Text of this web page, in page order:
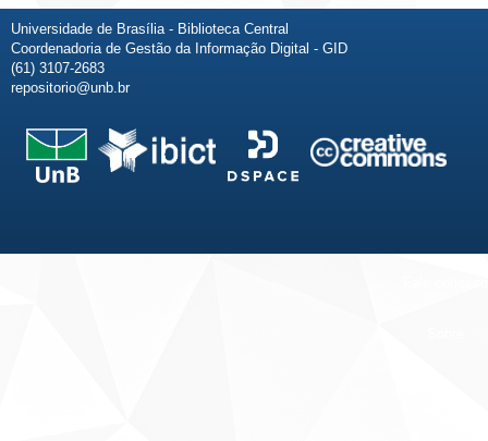
Universidade de Brasília - Biblioteca Central
Coordenadoria de Gestão da Informação Digital - GID
(61) 3107-2683
repositorio@unb.br